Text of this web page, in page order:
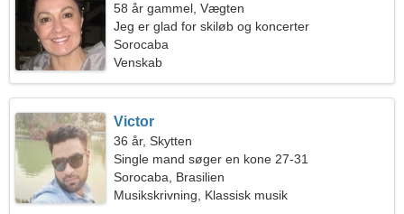
58 år gammel, Vægten
Jeg er glad for skiløb og koncerter
Sorocaba
Venskab
Victor
36 år, Skytten
Single mand søger en kone 27-31
Sorocaba, Brasilien
Musikskrivning, Klassisk musik